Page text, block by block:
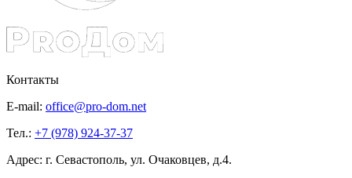
Контакты
E-mail: office@pro-dom.net
Тел.: +7 (978) 924-37-37
Адрес: г. Севастополь, ул. Очаковцев, д.4.